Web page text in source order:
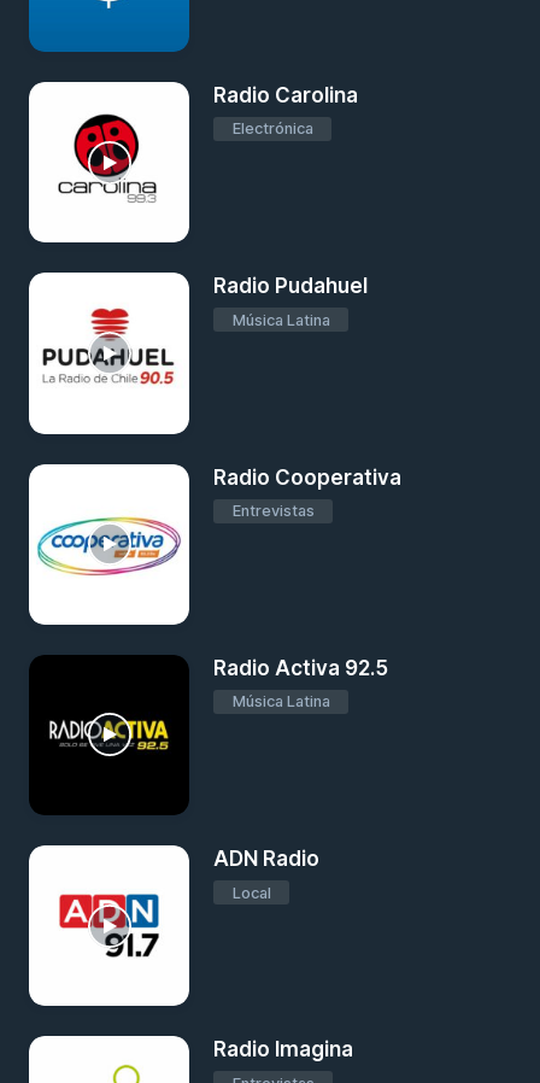
Radio Carolina
Electrónica
Radio Pudahuel
Música Latina
Radio Cooperativa
Entrevistas
Radio Activa 92.5
Música Latina
ADN Radio
Local
Radio Imagina